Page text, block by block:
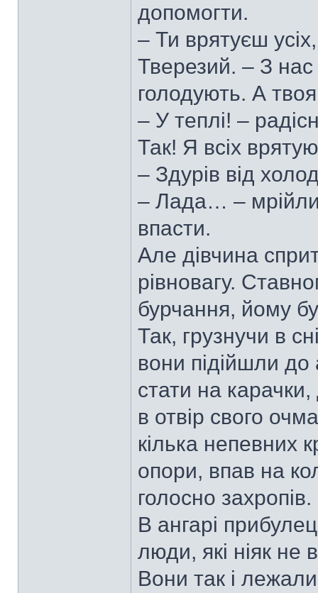
допомогти.
– Ти врятуєш
Тверезий. – З нас
голодують. А
– У теплі! –
Так! Я всіх
– Здурів від
– Лада… –
впасти.
Але дівчина
рівновагу.
бурчання, йому
Так, грузнучи в
вони підійшли
стати на карачки,
в отвір свого
кілька непевних
опори, впав на
голосно захропів.
В ангарі
люди, які ніяк не
Вони так і